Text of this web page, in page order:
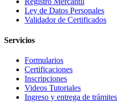
Ley de Datos Personales
Validador de Certificados
Servicios
Formularios
Certificaciones
Inscripciones
Videos Tutoriales
Ingreso y entrega de trámites